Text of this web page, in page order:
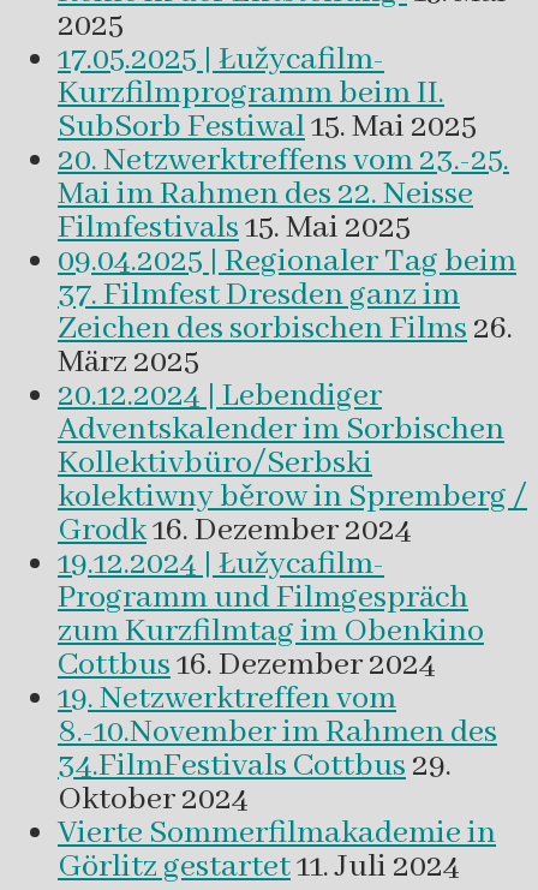
2025
17.05.2025 | Łužycafilm-
Kurzfilmprogramm beim II.
SubSorb Festiwal15. Mai 2025
20. Netzwerktreffens vom 23.-25.
Mai im Rahmen des 22. Neisse
Filmfestivals15. Mai 2025
09.04.2025 | Regionaler Tag beim
37. Filmfest Dresden ganz im
Zeichen des sorbischen Films26.
März 2025
20.12.2024 | Lebendiger
Adventskalender im Sorbischen
Kollektivbüro/Serbski
kolektiwny běrow in Spremberg /
Grodk16. Dezember 2024
19.12.2024 | Łužycafilm-
Programm und Filmgespräch
zum Kurzfilmtag im Obenkino
Cottbus16. Dezember 2024
19. Netzwerktreffen vom
8.-10.November im Rahmen des
34.FilmFestivals Cottbus29.
Oktober 2024
Vierte Sommerfilmakademie in
Görlitz gestartet11. Juli 2024